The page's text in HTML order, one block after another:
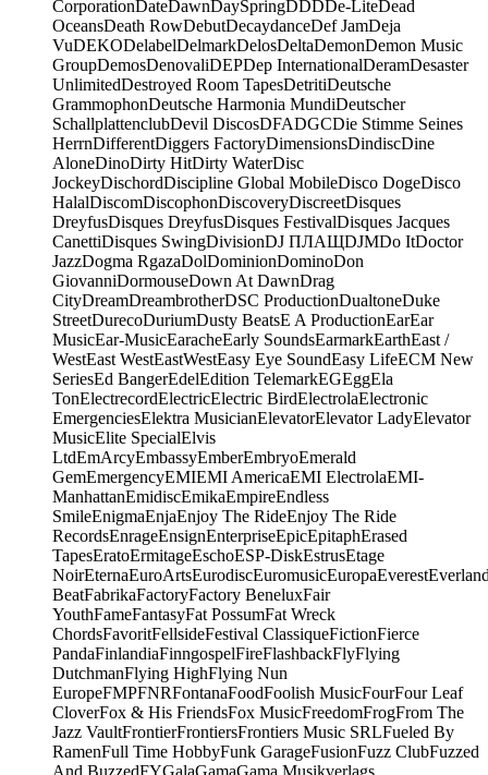
CorporationDateDawnDaySpringDDDDe-LiteDead
OceansDeath RowDebutDecaydanceDef JamDeja
VuDEKODelabelDelmarkDelosDeltaDemonDemon Music
GroupDemosDenovaliDEPDep InternationalDeramDesaster
UnlimitedDestroyed Room TapesDetritiDeutsche
GrammophonDeutsche Harmonia MundiDeutscher
SchallplattenclubDevil DiscosDFADGCDie Stimme Seines
HerrnDifferentDiggers FactoryDimensionsDindiscDine
AloneDinoDirty HitDirty WaterDisc
JockeyDischordDiscipline Global MobileDisco DogeDisco
HalalDiscomDiscophonDiscoveryDiscreetDisques
DreyfusDisques DreyfusDisques FestivalDisques Jacques
CanettiDisques SwingDivisionDJ ПЛАЩDJMDo ItDoctor
JazzDogma RgazaDolDominionDominoDon
GiovanniDormouseDown At DawnDrag
CityDreamDreambrotherDSC ProductionDualtoneDuke
StreetDurecoDuriumDusty BeatsE A ProductionEarEar
MusicEar-MusicEaracheEarly SoundsEarmarkEarthEast /
WestEast WestEastWestEasy Eye SoundEasy LifeECM New
SeriesEd BangerEdelEdition TelemarkEGEggEla
TonElectrecordElectricElectric BirdElectrolaElectronic
EmergenciesElektra MusicianElevatorElevator LadyElevator
MusicElite SpecialElvis
LtdEmArcyEmbassyEmberEmbryoEmerald
GemEmergencyEMIEMI AmericaEMI ElectrolaEMI-
ManhattanEmidiscEmikaEmpireEndless
SmileEnigmaEnjaEnjoy The RideEnjoy The Ride
RecordsEnrageEnsignEnterpriseEpicEpitaphErased
TapesEratoErmitageEschoESP-DiskEstrusEtage
NoirEternaEuroArtsEurodiscEuromusicEuropaEverest
BeatFabrikaFactoryFactory BeneluxFair
YouthFameFantasyFat PossumFat Wreck
ChordsFavoritFellsideFestival ClassiqueFictionFierce
PandaFinlandiaFinngospelFireFlashbackFlyFlying
DutchmanFlying HighFlying Nun
EuropeFMPFNRFontanaFoodFoolish MusicFourFour Leaf
CloverFox & His FriendsFox MusicFreedomFrogFrom The
Jazz VaultFrontierFrontiersFrontiers Music SRLFueled By
RamenFull Time HobbyFunk GarageFusionFuzz ClubFuzzed